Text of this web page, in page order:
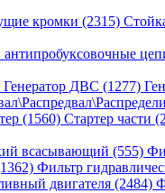
кромки (2315)
Генератор ДВС (1277)
(1560) Стартер части
всасывающий (555)
Фильтр
двигателя (2484)